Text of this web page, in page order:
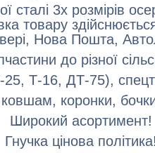
сталі 3х розмірів
товару
Нова Пошта,
до різної
Т-16, ДТ-75),
ковшам, коронки,
Широкий асортимент!
Гнучка цінова політика!